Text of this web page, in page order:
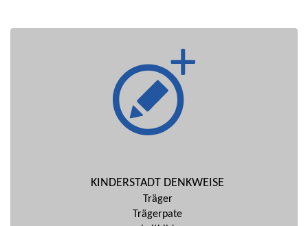
KINDERSTADT DENKWEISE
Träger
Trägerpate